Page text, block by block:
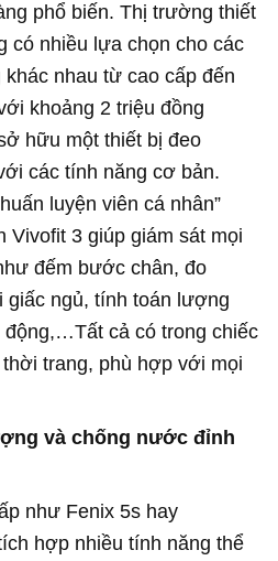
phổ biến. Thị trường thiết
có nhiều lựa chọn cho các
nhau từ cao cấp đến
khoảng 2 triệu đồng
hữu một thiết bị đeo
các tính năng cơ bản.
luyện viên cá nhân”
Vivofit 3 giúp giám sát mọi
đếm bước chân, đo
giấc ngủ, tính toán lượng
động,…Tất cả có trong chiếc
trang, phù hợp với mọi
và chống nước đỉnh
như Fenix 5s hay
hợp nhiều tính năng thể